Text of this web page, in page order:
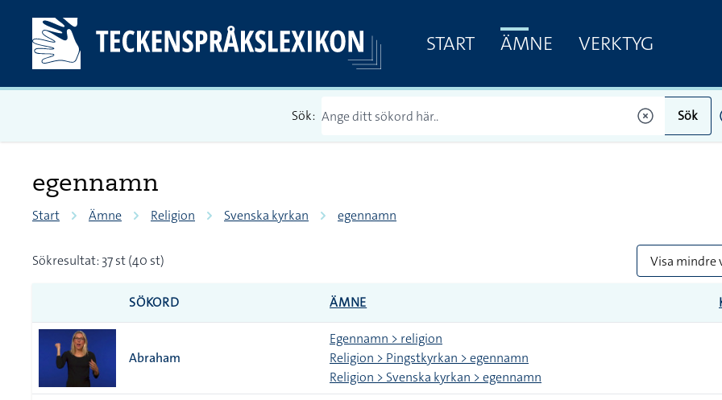
START ÄMNE VERKTYG
Sök: Sök
egennamn
Start Ämne Religion Svenska kyrkan egennamn
Sökresultat: 37 st (40 st) Visa mindre
SÖKORD ÄMNE
Abraham
Egennamn > religion
Religion > Pingstkyrkan > egennamn
Religion > Svenska kyrkan > egennamn